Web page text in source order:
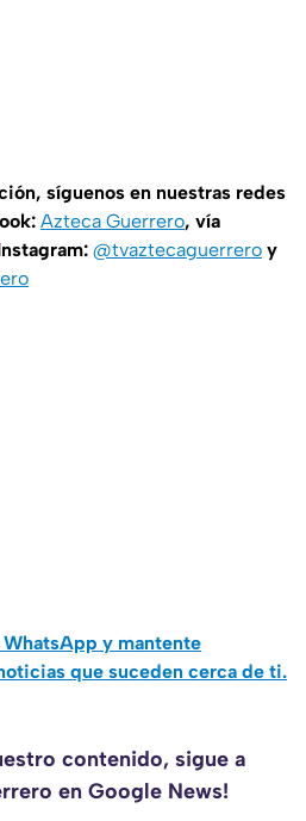
síguenos en nuestras redes
Azteca Guerrero, vía
@tvaztecaguerrero y
WhatsApp y mantente
que suceden cerca de ti.
contenido, sigue a
en Google News!